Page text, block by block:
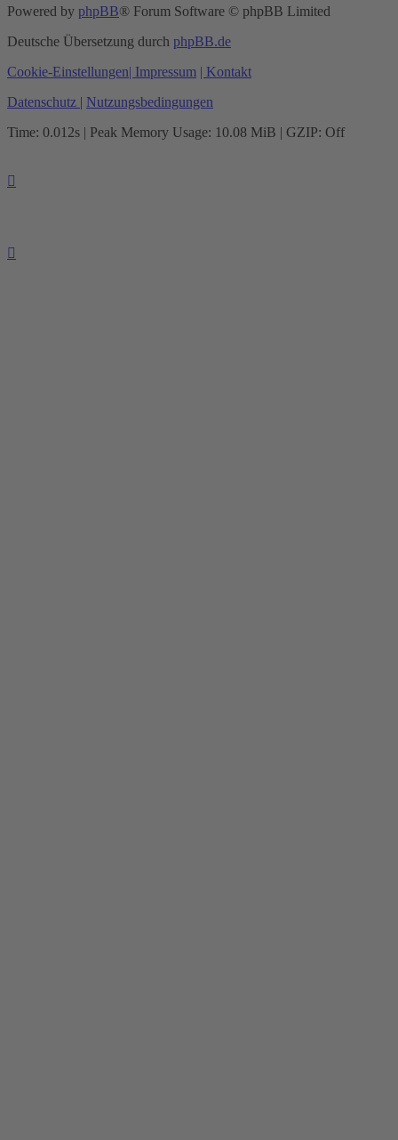
Powered by phpBB® Forum Software © phpBB Limited
Deutsche Übersetzung durch phpBB.de
Cookie-Einstellungen| Impressum | Kontakt
Datenschutz | Nutzungsbedingungen
Time: 0.012s | Peak Memory Usage: 10.08 MiB | GZIP: Off